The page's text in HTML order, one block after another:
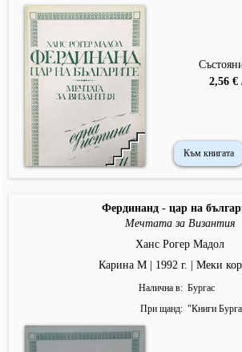
2,56 €
Към книгата
Фердинанд - цар на
Мечтата за Византия
Ханс Рогер Мадол
Карина М | 1992 г. | Меки
Налична в
Бургас
При щанд
"Книги